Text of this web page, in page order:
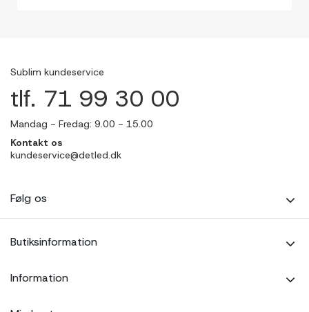
Sublim kundeservice
tlf. 71 99 30 00
Mandag - Fredag: 9.00 - 15.00
Kontakt os
kundeservice@detled.dk
Følg os
Butiksinformation
Information